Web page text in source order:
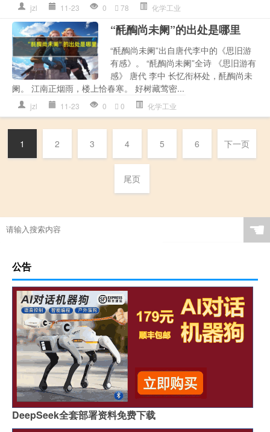
jzl 11-23 0 78 化学工业
“酕醄尚未阑”的出处是哪里
“酕醄尚未阑”出自唐代李中的《思旧游
有感》。 “酕醄尚未阑”全诗 《思旧游有
感》 唐代 李中 长忆衔杯处，酕醄尚未
阑。 江南正烟雨，楼上恰春寒。 好树藏莺密...
jzl 11-23 0 0 化学工业
1 2 3 4 5 6 下一页
尾页
☚
公告
DeepSeek全套部署资料免费下载